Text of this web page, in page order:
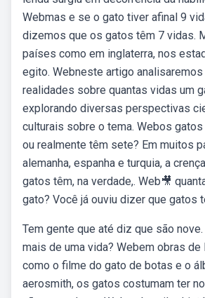
Webmas e se o gato tiver afinal 9
dizemos que os gatos têm 7 vidas.
países como em inglaterra, nos
egito. Webneste artigo
realidades sobre quantas vidas um
explorando diversas perspectivas
culturais sobre o tema. Webos
ou realmente têm sete? Em muitos
alemanha, espanha e turquia, a
gatos têm, na verdade,. Web🎥
gato? Você já ouviu dizer que gatos
Tem gente que até diz que são
mais de uma vida? Webem obras de
como o filme do gato de botas e o
aerosmith, os gatos costumam ter